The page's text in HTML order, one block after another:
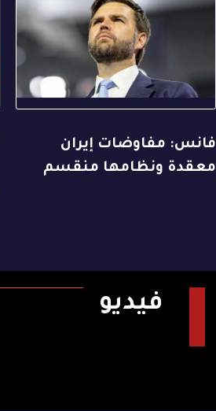
فانس: مفاوضات إيران
معقدة ونظامها منقسم
فيديو